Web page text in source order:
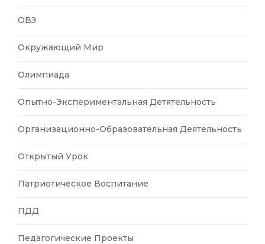
ОВЗ
Окружающий Мир
Олимпиада
Опытно-Экспериментальная Детятельность
Организационно-Образовательная Деятельность
Открытый Урок
Патриотическое Воспитание
ПДД
Педагогические Проекты